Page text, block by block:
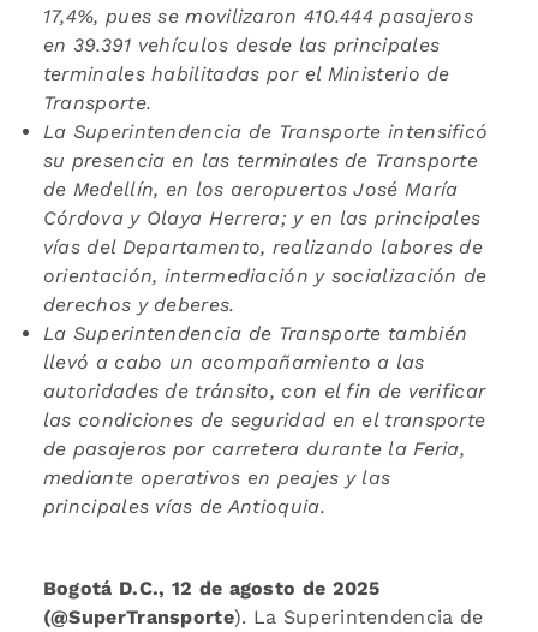
17,4%, pues se movilizaron 410.444 pasajeros
en 39.391 vehículos desde las principales
terminales habilitadas por el Ministerio de
Transporte.
La Superintendencia de Transporte intensificó
su presencia en las terminales de Transporte
de Medellín, en los aeropuertos José María
Córdova y Olaya Herrera; y en las principales
vías del Departamento, realizando labores de
orientación, intermediación y socialización de
derechos y deberes.
La Superintendencia de Transporte también
llevó a cabo un acompañamiento a las
autoridades de tránsito, con el fin de verificar
las condiciones de seguridad en el transporte
de pasajeros por carretera durante la Feria,
mediante operativos en peajes y las
principales vías de Antioquia.
Bogotá D.C., 12 de agosto de 2025
(@SuperTransporte). La Superintendencia de